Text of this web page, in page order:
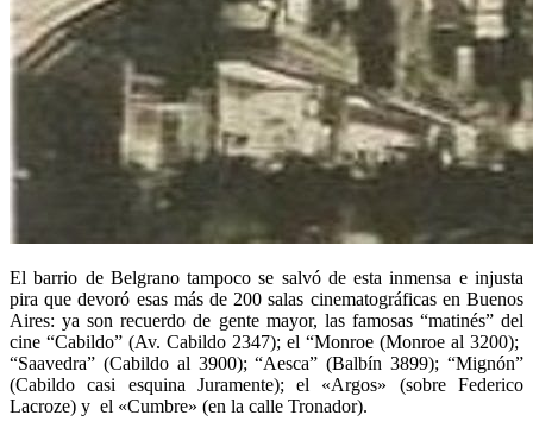
El barrio de Belgrano tampoco se salvó de esta inmensa e injusta
pira que devoró esas más de 200 salas cinematográficas en Buenos
Aires: ya son recuerdo de gente mayor, las famosas “matinés” del
cine “Cabildo” (Av. Cabildo 2347); el “Monroe (Monroe al 3200);
“Saavedra” (Cabildo al 3900); “Aesca” (Balbín 3899); “Mignón”
(Cabildo casi esquina Juramente); el «Argos» (sobre Federico
Lacroze) y el «Cumbre» (en la calle Tronador).